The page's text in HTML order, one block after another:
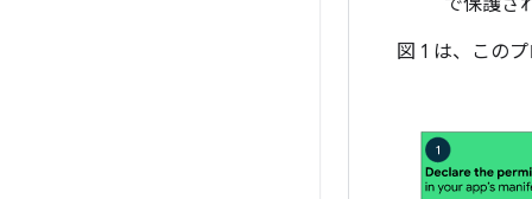
で保護さ
図 1 は、この